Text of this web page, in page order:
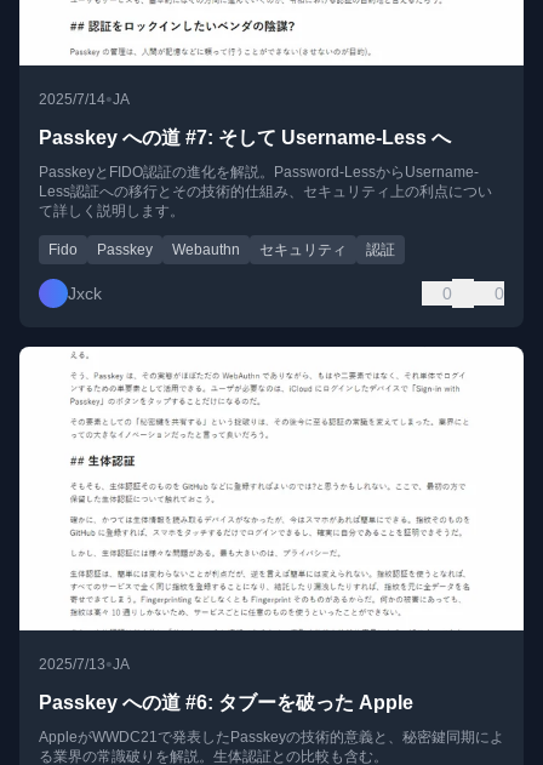
2025/7/14•JA
Passkey への道 #7: そして Username-Less へ
PasskeyとFIDO認証の進化を解説。Password-LessからUsername-
Less認証への移行とその技術的仕組み、セキュリティ上の利点につい
て詳しく説明します。
Fido Passkey Webauthn セキュリティ 認証
Jxck 0 0
2025/7/13•JA
Passkey への道 #6: タブーを破った Apple
AppleがWWDC21で発表したPasskeyの技術的意義と、秘密鍵同期によ
る業界の常識破りを解説。生体認証との比較も含む。